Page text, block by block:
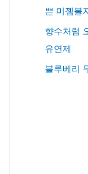
쁜 미젬블
향수처럼
유연제
블루베리